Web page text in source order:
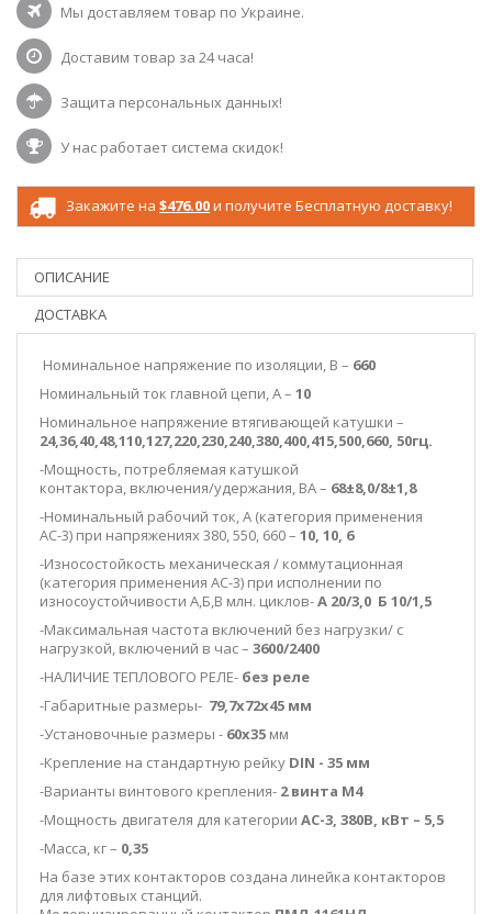
Мы доставляем товар по Украине.
Доставим товар за 24 часа!
Защита персональных данных!
У нас работает система скидок!
Закажите на $476.00и получите Бесплатную доставку!
ОПИСАНИЕ
ДОСТАВКА
Номинальное напряжение по изоляции, В – 660
Номинальный ток главной цепи, А – 10
Номинальное напряжение втягивающей катушки –
24,36,40,48,110,127,220,230,240,380,400,415,500,660, 50гц.
-Мощность, потребляемая катушкой
контактора, включения/удержания, ВА – 68±8,0/8±1,8
-Номинальный рабочий ток, А (категория применения
АС-3) при напряжениях 380, 550, 660 – 10, 10, 6
-Износостойкость механическая / коммутационная
(категория применения АС-3) при исполнении по
износоустойчивости А,Б,В млн. циклов-А 20/3,0 Б 10/1,5
-Максимальная частота включений без нагрузки/ с
нагрузкой, включений в час – 3600/2400
-НАЛИЧИЕ ТЕПЛОВОГО РЕЛЕ- без реле
-Габаритные размеры- 79,7х72х45 мм
-Установочные размеры - 60х35 мм
-Крепление на стандартную рейку DIN - 35 мм
-Варианты винтового крепления- 2 винта М4
-Мощность двигателя для категории АС-3, 380В, кВт – 5,5
-Масса, кг – 0,35
На базе этих контакторов создана линейка контакторов
для лифтовых станций.